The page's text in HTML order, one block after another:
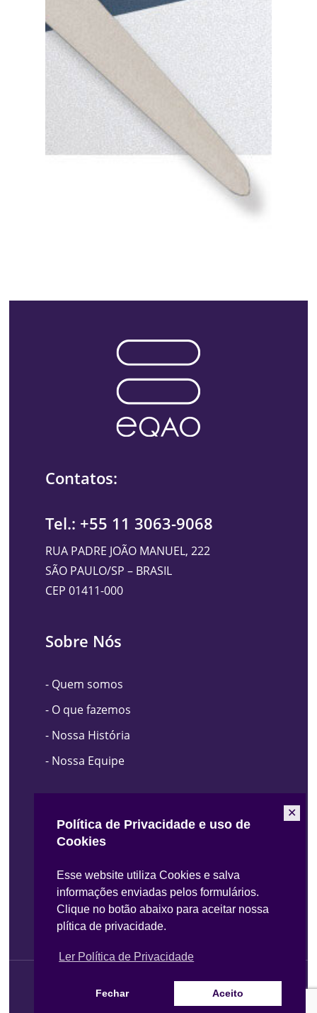
Política de Privacidade e uso de
Cookies
Esse website utiliza Cookies e salva
informações enviadas pelos formulários.
Clique no botão abaixo para aceitar nossa
plítica de privacidade.
Ler Política de Privacidade
Fechar Aceito
✕
Contatos:
Tel.: +55 11 3063-9068
RUA PADRE JOÃO MANUEL, 222
SÃO PAULO/SP – BRASIL
CEP 01411-000
Sobre Nós
- Quem somos
- O que fazemos
- Nossa História
- Nossa Equipe
O Que Fazemos
- Créditos de Carbono
- Inventário de Emissões
© 2026 EQAO. Todos os direitos reservador